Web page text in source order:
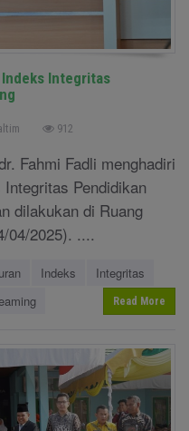
Integritas
912
Fahmi Fadli menghadiri
Pendidikan
dilakukan di Ruang
04/2025). ....
Indeks
Integritas
Read More